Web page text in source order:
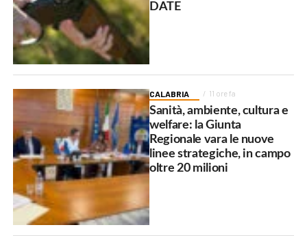
DATE
CALABRIA 11 ore fa
Sanità, ambiente, cultura e
welfare: la Giunta
Regionale vara le nuove
linee strategiche, in campo
oltre 20 milioni